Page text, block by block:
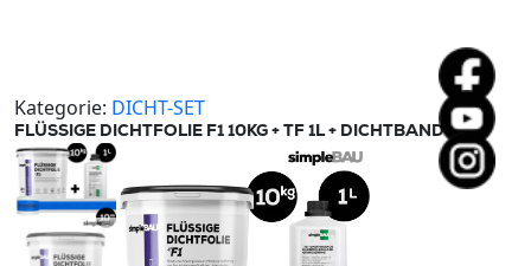
FLÜSSIGE DICHTFOLIE F1 10KG + TF 1L + DICHTBAND 10M
Kategorie: DICHT-SET